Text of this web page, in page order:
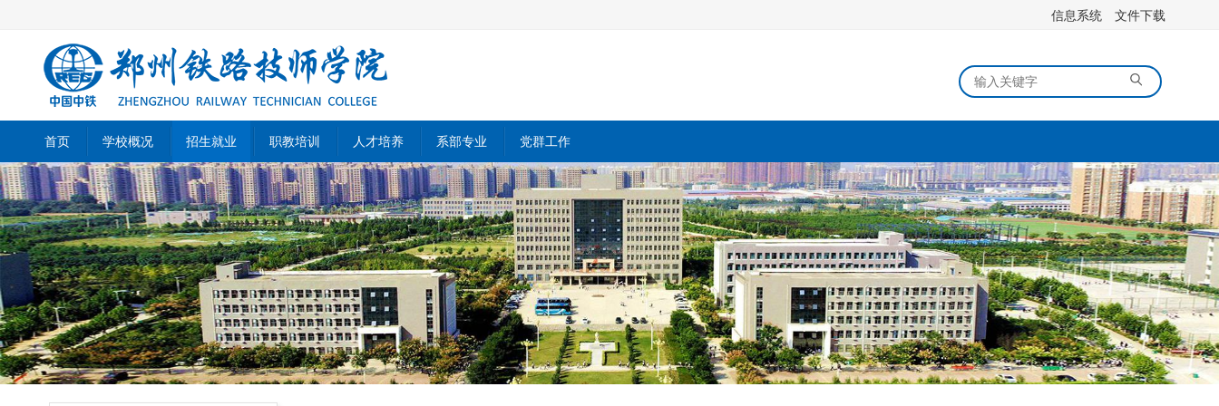
信息系统 文件下载
首页 学校概况 招生就业 职教培训 人才培养 系部专业 党群工作